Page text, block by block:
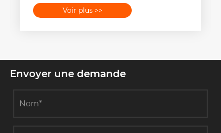
de cordage traditionnelles ?
Voir plus >>
Envoyer une demande